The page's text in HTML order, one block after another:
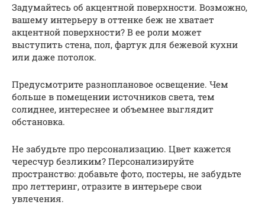
Задумайтесь об акцентной поверхности. Возможно,
вашему интерьеру в оттенке беж не хватает
акцентной поверхности? В ее роли может
выступить стена, пол, фартук для бежевой кухни
или даже потолок.
Предусмотрите разноплановое освещение. Чем
больше в помещении источников света, тем
солиднее, интереснее и объемнее выглядит
обстановка.
Не забудьте про персонализацию. Цвет кажется
чересчур безликим? Персонализируйте
пространство: добавьте фото, постеры, не забудьте
про леттеринг, отразите в интерьере свои
увлечения.